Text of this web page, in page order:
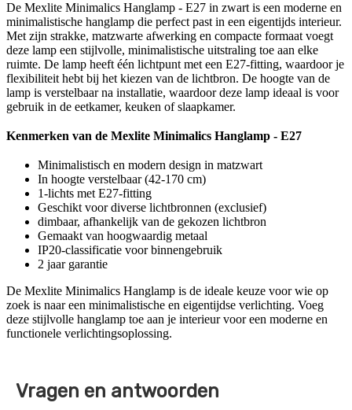
De Mexlite Minimalics Hanglamp - E27 in zwart is een moderne en
minimalistische hanglamp die perfect past in een eigentijds interieur.
Met zijn strakke, matzwarte afwerking en compacte formaat voegt
deze lamp een stijlvolle, minimalistische uitstraling toe aan elke
ruimte. De lamp heeft één lichtpunt met een E27-fitting, waardoor je
flexibiliteit hebt bij het kiezen van de lichtbron. De hoogte van de
lamp is verstelbaar na installatie, waardoor deze lamp ideaal is voor
gebruik in de eetkamer, keuken of slaapkamer.
Kenmerken van de Mexlite Minimalics Hanglamp - E27
Minimalistisch en modern design in matzwart
In hoogte verstelbaar (42-170 cm)
1-lichts met E27-fitting
Geschikt voor diverse lichtbronnen (exclusief)
dimbaar, afhankelijk van de gekozen lichtbron
Gemaakt van hoogwaardig metaal
IP20-classificatie voor binnengebruik
2 jaar garantie
De Mexlite Minimalics Hanglamp is de ideale keuze voor wie op
zoek is naar een minimalistische en eigentijdse verlichting. Voeg
deze stijlvolle hanglamp toe aan je interieur voor een moderne en
functionele verlichtingsoplossing.
Vragen en antwoorden